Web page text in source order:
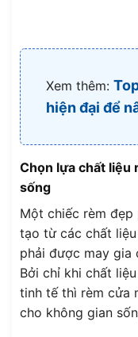
Xem thêm:
hiện đại để
Chọn lựa chất liệu
sống
Một chiếc rèm
tạo từ các chất
phải được may gia
Bởi chỉ khi chất
tinh tế thì rèm cửa
cho không gian